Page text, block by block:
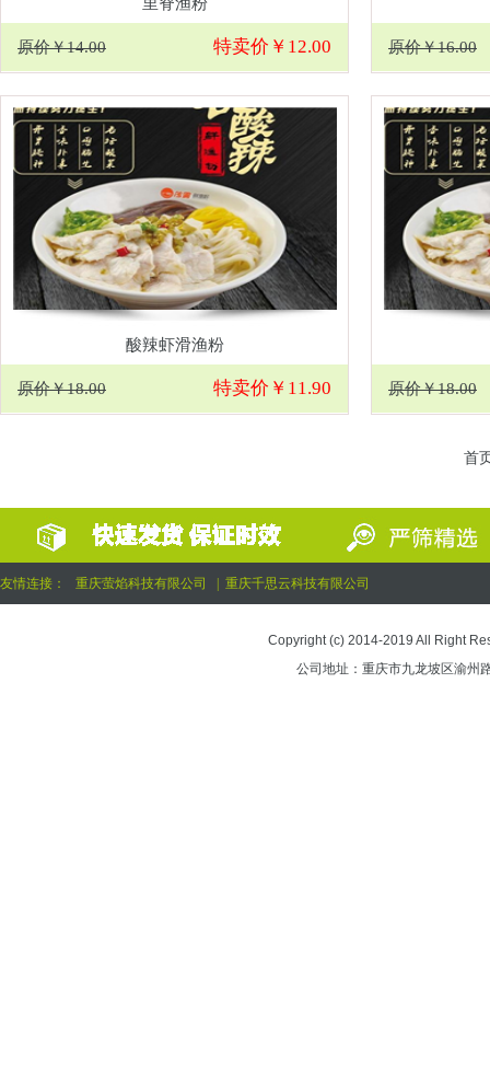
原价￥14.00 特卖价￥12.00 原价￥16.00
酸辣虾滑渔粉
原价￥18.00 特卖价￥11.90 原价￥18.00
首
友情连接： 重庆萤焰科技有限公司 重庆千思云科技有限公司
Copyright (c) 2014-2019 All Right
公司地址：重庆市九龙坡区渝州